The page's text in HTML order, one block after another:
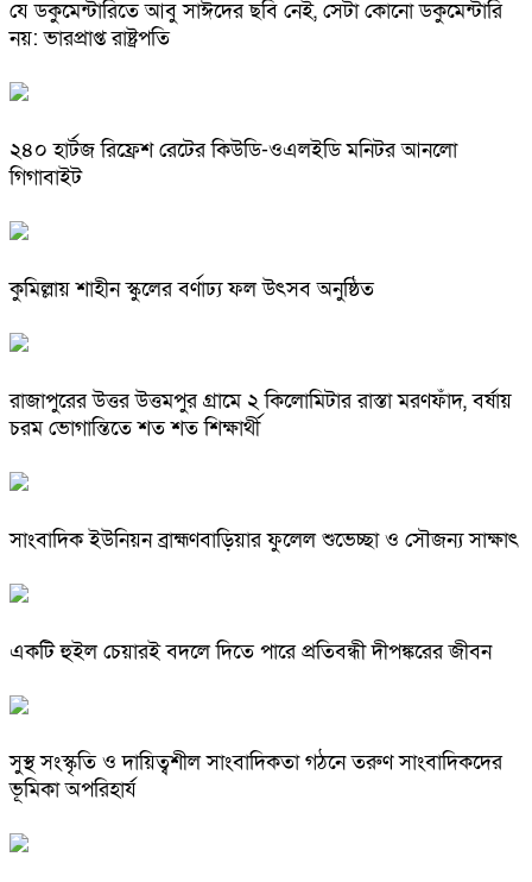
যে ডকুমেন্টারিতে আবু সাঈদের ছবি নেই, সেটা কোনো ডকুমেন্টারি
নয়: ভারপ্রাপ্ত রাষ্ট্রপতি
২৪০ হার্টজ রিফ্রেশ রেটের কিউডি-ওএলইডি মনিটর আনলো
গিগাবাইট
কুমিল্লায় শাহীন স্কুলের বর্ণাঢ্য ফল উৎসব অনুষ্ঠিত
রাজাপুরের উত্তর উত্তমপুর গ্রামে ২ কিলোমিটার রাস্তা মরণফাঁদ, বর্ষায়
চরম ভোগান্তিতে শত শত শিক্ষার্থী
সাংবাদিক ইউনিয়ন ব্রাহ্মণবাড়িয়ার ফুলেল শুভেচ্ছা ও সৌজন্য সাক্ষাৎ
একটি হুইল চেয়ারই বদলে দিতে পারে প্রতিবন্ধী দীপঙ্করের জীবন
সুস্থ সংস্কৃতি ও দায়িত্বশীল সাংবাদিকতা গঠনে তরুণ সাংবাদিকদের
ভূমিকা অপরিহার্য